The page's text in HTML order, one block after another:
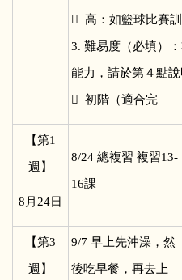
 高：如籃球比賽
3. 難易度（必填）
能力，請於第４點說
 初階（適合完
【第1
週】
8 月24日
8/24 總複習 複習13-
16課
【第3
週】
9/7 早上先沖澡，然
後吃早餐，再去上